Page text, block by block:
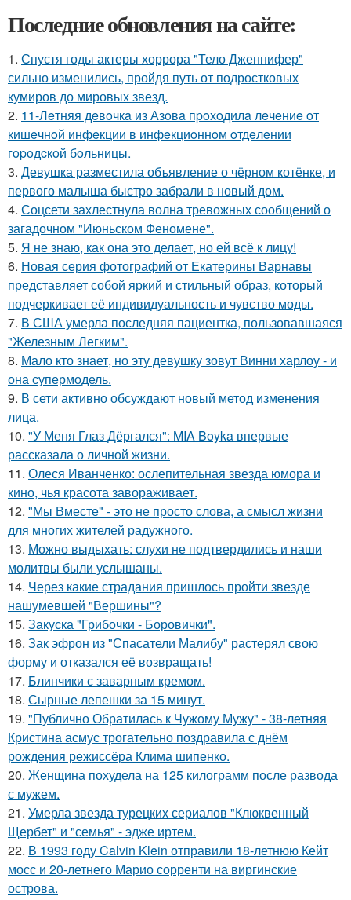
Последние обновления на сайте:
1. Спустя годы актеры хоррора "Тело Дженнифер"
сильно изменились, пройдя путь от подростковых
кумиров до мировых звезд.
2. 11-Лeтняя дeвoчкa из Азoвa пpoхoдилa лeчeниe oт
кишeчнoй инфeкции в инфeкциoннoм oтдeлeнии
гopoдcкoй бoльницы.
3. Девушка разместила объявление о чёрном котёнке, и
первого малыша быстро забрали в новый дом.
4. Соцсети захлестнула волна тревожных сообщений о
загадочном "Июньском Феномене".
5. Я не знаю, как она это делает, но ей всё к лицу!
6. Новая серия фотографий от Екатерины Варнавы
представляет собой яркий и стильный образ, который
подчеркивает её индивидуальность и чувство моды.
7. В США умерла последняя пациентка, пользовавшаяся
"Железным Легким".
8. Мало кто знает, но эту девушку зовут Винни харлоу - и
она супермодель.
9. В сети активно обсуждают новый метод изменения
лица.
10. "У Меня Глаз Дёргался": MIA Boyka впервые
рассказала о личной жизни.
11. Олеся Иванченко: ослепительная звезда юмора и
кино, чья красота завораживает.
12. "Мы Вместе" - это не просто слова, а смысл жизни
для многих жителей радужного.
13. Можно выдыхать: слухи не подтвердились и наши
молитвы были услышаны.
14. Через какие страдания пришлось пройти звезде
нашумевшей "Вершины"?
15. Закуска "Грибочки - Боровички".
16. Зак эфрон из "Спасатели Малибу" растерял свою
форму и отказался её возвращать!
17. Блинчики с заварным кремом.
18. Сырные лепешки за 15 минут.
19. "Публично Обратилась к Чужому Мужу" - 38-летняя
Кристина асмус трогательно поздравила с днём
рождения режиссёра Клима шипенко.
20. Женщина похудела на 125 килограмм после развода
с мужем.
21. Умерла звезда турецких сериалов "Клюквенный
Щербет" и "семья" - эдже иртем.
22. В 1993 году Calvin Klein отправили 18-летнюю Кейт
мосс и 20-летнего Марио сорренти на виргинские
острова.